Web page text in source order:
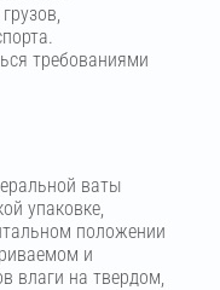
требованиями
ваты
упаковке,
положении
и
влаги на твердом,